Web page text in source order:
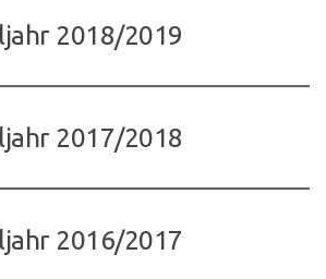
2018/2019
2017/2018
2016/2017